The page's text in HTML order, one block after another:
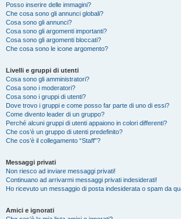
Posso inserire delle immagini?
Che cosa sono gli annunci globali?
Cosa sono gli annunci?
Cosa sono gli argomenti importanti?
Cosa sono gli argomenti bloccati?
Che cosa sono le icone argomento?
Livelli e gruppi di utenti
Cosa sono gli amministratori?
Cosa sono i moderatori?
Cosa sono i gruppi di utenti?
Dove trovo i gruppi e come posso far parte di uno di essi?
Come divento leader di un gruppo?
Perché alcuni gruppi di utenti appaiono in colori differenti?
Che cos’è un gruppo di utenti predefinito?
Che cos’è il collegamento “Staff”?
Messaggi privati
Non riesco ad inviare messaggi privati!
Continuano ad arrivarmi messaggi privati indesiderati!
Ho ricevuto un messaggio di posta indesiderata o spam da
Amici e ignorati